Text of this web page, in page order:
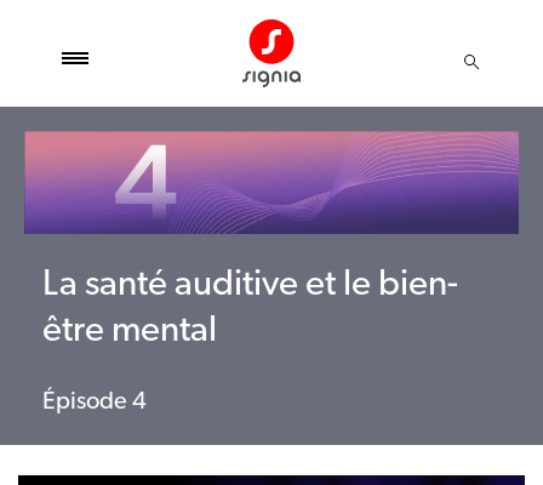
La santé auditive et le bien-
être mental
Épisode 4